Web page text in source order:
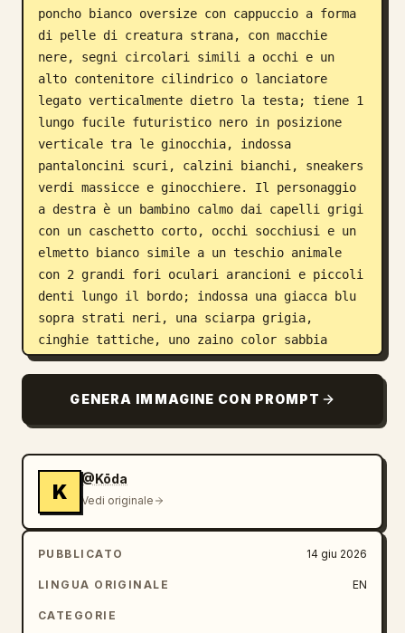
poncho bianco oversize con cappuccio a forma
di pelle di creatura strana, con macchie
nere, segni circolari simili a occhi e un
alto contenitore cilindrico o lanciatore
legato verticalmente dietro la testa; tiene 1
lungo fucile futuristico nero in posizione
verticale tra le ginocchia, indossa
pantaloncini scuri, calzini bianchi, sneakers
verdi massicce e ginocchiere. Il personaggio
a destra è un bambino calmo dai capelli grigi
con un caschetto corto, occhi socchiusi e un
elmetto bianco simile a un teschio animale
con 2 grandi fori oculari arancioni e piccoli
denti lungo il bordo; indossa una giacca blu
sopra strati neri, una sciarpa grigia,
cinghie tattiche, uno zaino color sabbia
coperto di toppe, pantaloni color oliva con
arancioni oversize. Posiziona il gatto in
basso a destra, seduto accanto al muro, di
punta, occhi gialli e un'espressione
leggermente infastidita. Lo sfondo deve
mostrare un rado skyline urbano in rovina con
esattamente 2 alti edifici in rovina
visibili, lastre di muro rotte, detriti
sparsi, piccoli frammenti di macerie volanti,
gonfie. Usa contorni neri spessi e puliti,
GENERA IMMAGINE CON PROMPT
K
@Kōda
Vedi originale
PUBBLICATO 14 giu 2026
LINGUA ORIGINALE EN
CATEGORIE